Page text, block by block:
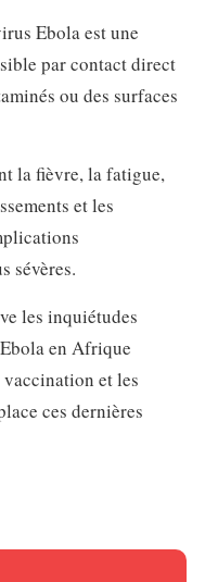
Ebola est une
par contact direct
ou des surfaces
la fièvre, la fatigue,
et les
sévères.
les inquiétudes
en Afrique
vaccination et les
ces dernières